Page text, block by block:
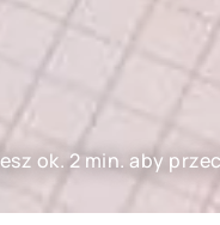
ok. 2 min. aby